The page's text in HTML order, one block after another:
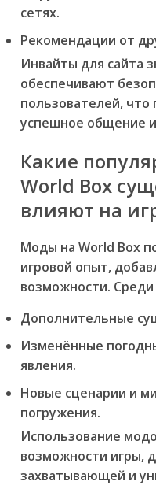
сетях.
Рекомендации от
Инвайты для сайта
обеспечивают
пользователей,
успешное общение
Какие
World Box
влияют на
Моды на World Box
игровой опыт,
возможности.
Дополнительные
Изменённые
явления.
Новые сценарии и
погружения.
Использование
возможности игры,
захватывающей и